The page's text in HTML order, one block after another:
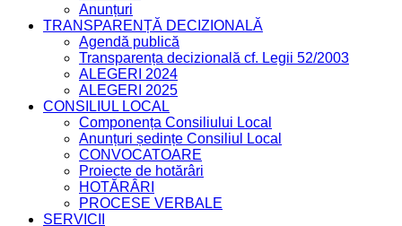
Anunțuri
TRANSPARENȚĂ DECIZIONALĂ
Agendă publică
Transparența decizională cf. Legii 52/2003
ALEGERI 2024
ALEGERI 2025
CONSILIUL LOCAL
Componența Consiliului Local
Anunțuri ședințe Consiliul Local
CONVOCATOARE
Proiecte de hotărâri
HOTĂRÂRI
PROCESE VERBALE
SERVICII